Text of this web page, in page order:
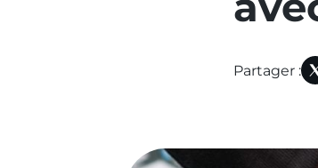
Partager :
perennisation-